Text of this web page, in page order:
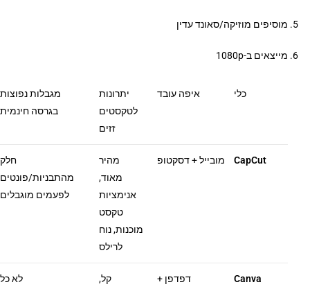
מוסיפים מוזיקה/סאונד עדין
מייצאים ב-1080p
כלי איפה עובד
יתרונות
לטקסטים
זזים
מגבלות נפוצות
בגרסה חינמית
CapCut מובייל + דסקטופ
מהיר
מאוד,
אנימציות
טקסט
מוכנות, נוח
לרילס
חלק
מהתבניות/פונטים
לפעמים מוגבלים
Canva
דפדפן +
קל,
לא כל